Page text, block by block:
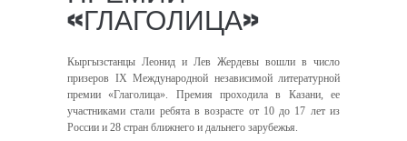
«ГЛАГОЛИЦА»
Кыргызстанцы Леонид и Лев Жердевы вошли в число
призеров IX Международной независимой литературной
премии «Глаголица». Премия проходила в Казани, ее
участниками стали ребята в возрасте от 10 до 17 лет из
России и 28 стран ближнего и дальнего зарубежья.